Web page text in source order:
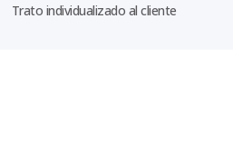
Trato individualizado al cliente